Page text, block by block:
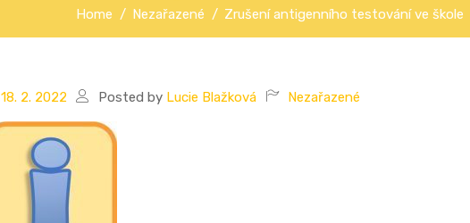
Home Nezařazené Zrušení antigenního testování ve škole
18. 2. 2022 Posted by Lucie Blažková Nezařazené